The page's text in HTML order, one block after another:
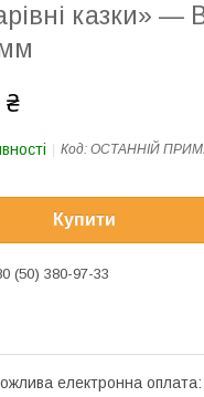
казки» —
₴
Код: ОСТАННІЙ
Купити
(50) 380-97-33